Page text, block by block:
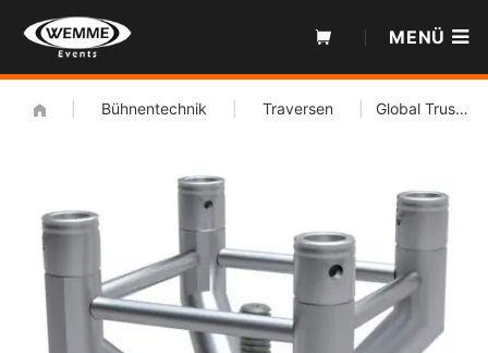
Inhalt
MENÜ
Bühnentechnik Traversen Global Truss F34 Spindel